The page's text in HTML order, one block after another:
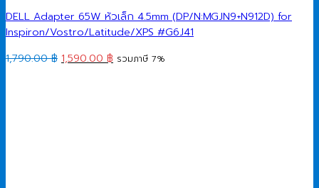
DELL Adapter 65W หัวเล็ก 4.5mm (DP/N:MGJN9+N912D) for
Inspiron/Vostro/Latitude/XPS #G6J41
1,790.00฿ Original
1,590.00 ฿ Current
รวมภาษี 7%